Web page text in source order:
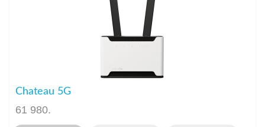
Chateau 5G
61 980.